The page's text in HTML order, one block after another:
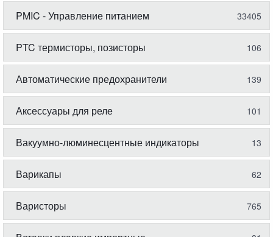
PMIC - Управление питанием 33405
PTC термисторы, позисторы 106
Автоматические предохранители 139
Аксессуары для реле 101
Вакуумно-люминесцентные индикаторы 13
Варикапы 62
Варисторы 765